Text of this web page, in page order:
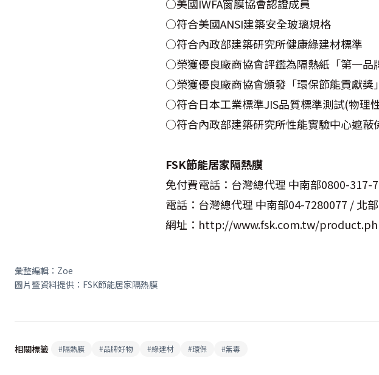
○美國IWFA窗膜協會認證成員
○符合美國ANSI建築安全玻璃規格
○符合內政部建築研究所健康綠建材標準
○榮獲優良廠商協會評鑑為隔熱紙「第一品
○榮獲優良廠商協會頒發「環保節能貢獻獎」
○符合日本工業標準JIS品質標準測試(物理
○符合內政部建築研究所性能實驗中心遮蔽
FSK節能居家隔熱膜
免付費電話：台灣總代理 中南部0800-317-
電話：台灣總代理 中南部04-7280077 / 北
網址：http://www.fsk.com.tw/
彙整編輯： Zoe
圖片暨資料提供： FSK節能居家隔熱膜
相關標籤 #隔熱膜 #品牌好物 #綠建材 #環保 #無毒